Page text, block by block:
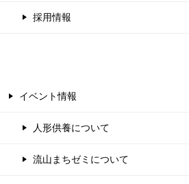
採用情報
イベント情報
人形供養について
流山まちゼミについて